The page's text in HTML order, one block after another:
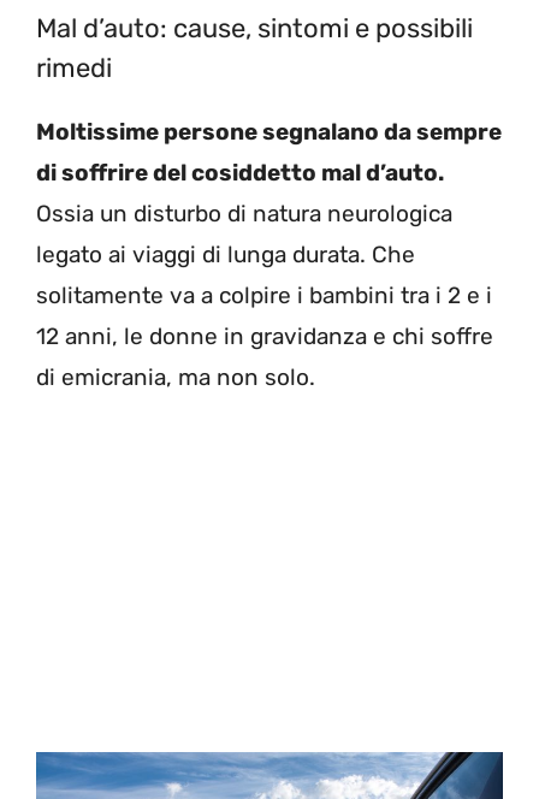
Mal d’auto: cause, sintomi e possibili
rimedi
Moltissime persone segnalano da sempre
di soffrire del cosiddetto mal d’auto.
Ossia un disturbo di natura neurologica
legato ai viaggi di lunga durata. Che
solitamente va a colpire i bambini tra i 2 e i
12 anni, le donne in gravidanza e chi soffre
di emicrania, ma non solo.